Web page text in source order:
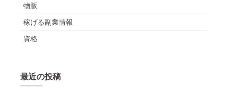
物販
稼げる副業情報
資格
最近の投稿